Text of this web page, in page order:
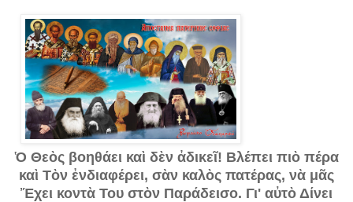
Ὁ Θεὸς βοηθάει καὶ δὲν ἀδικεῖ! Βλέπει πιὸ πέρα
καὶ Τὸν ἐνδιαφέρει, σὰν καλὸς πατέρας, νὰ μᾶς
Ἔχει κοντὰ Του στὸν Παράδεισο. Γι' αὐτὸ Δίνει